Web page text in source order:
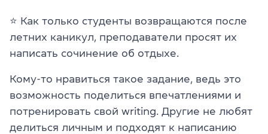
⭐️ Как только студенты возвращаются после
летних каникул, преподаватели просят их
написать сочинение об отдыхе.
Кому-то нравиться такое задание, ведь это
возможность поделиться впечатлениями и
потренировать свой writing. Другие не любят
делиться личным и подходят к написанию